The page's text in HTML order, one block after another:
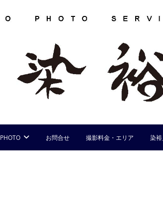
PHOTO お問合せ 撮影料金・エリア 染